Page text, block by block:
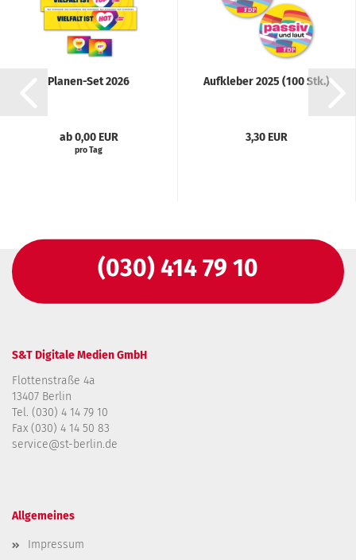
Planen-Set 2026
ab 0,00 EUR
pro Tag
Aufkleber 2025 (100 Stk.)
3,30 EUR
(030) 414 79 10
S&T Digitale Medien GmbH
Flottenstraße 4a
13407 Berlin
Tel. (030) 4 14 79 10
Fax (030) 4 14 50 83
service@st-berlin.de
Allgemeines
Impressum